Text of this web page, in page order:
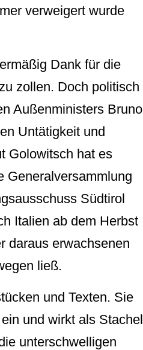
verweigert wurde
Dank für die
zollen. Doch politisch
Außenministers Bruno
Untätigkeit und
Golowitsch hat es
Generalversammlung
Südtirol
Italien ab dem Herbst
daraus erwachsenen
ließ.
und Texten. Sie
und wirkt als Stachel
unterschwelligen